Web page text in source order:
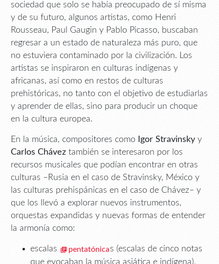
sociedad que solo se había preocupado de sí misma
y de su futuro, algunos artistas, como Henri
Rousseau, Paul Gaugin y Pablo Picasso, buscaban
regresar a un estado de naturaleza más puro, que
no estuviera contaminado por la civilización. Los
artistas se inspiraron en culturas indígenas y
africanas, así como en restos de culturas
prehistóricas, no tanto con el objetivo de estudiarlas
y aprender de ellas, sino para producir un choque
en la cultura europea.
En la música, compositores como Igor Stravinsky y
Carlos Chávez también se interesaron por los
recursos musicales que podían encontrar en otras
culturas –Rusia en el caso de Stravinsky, México y
las culturas prehispánicas en el caso de Chávez– y
que los llevó a explorar nuevos instrumentos,
orquestas expandidas y nuevas formas de entender
la armonía como:
escalas pentatónicas (escalas de cinco notas
que evocaban la música asiática e indígena),